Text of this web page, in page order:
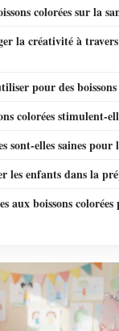
colorées sur la
la créativité à travers
pour des boissons
colorées stimulent-
sont-elles saines pour
les enfants dans la
aux boissons